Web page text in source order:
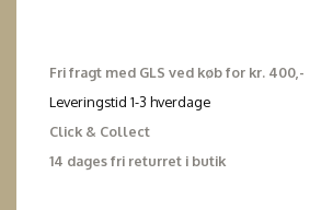
Fri fragt med GLS ved køb for kr. 400,-
Leveringstid 1-3 hverdage
Click & Collect
14 dages fri returret i butik